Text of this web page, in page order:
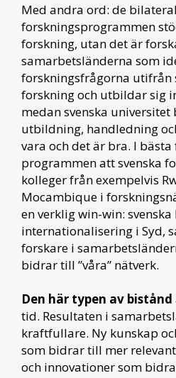
Med andra ord: de
forskningsprogrammen
forskning, utan det är
samarbetsländerna som
forskningsfrågorna utifrån
forskning och utbildar sig
medan svenska universitet
utbildning, handledning
vara och det är bra. I
programmen att svenska
kolleger från exempelvis
Mocambique i
en verklig win-win:
internationalisering i Syd,
forskare i
bidrar till ”våra” nätverk.
Den här typen av bistånd
tid. Resultaten i
kraftfullare. Ny kunskap
som bidrar till mer
och innovationer som